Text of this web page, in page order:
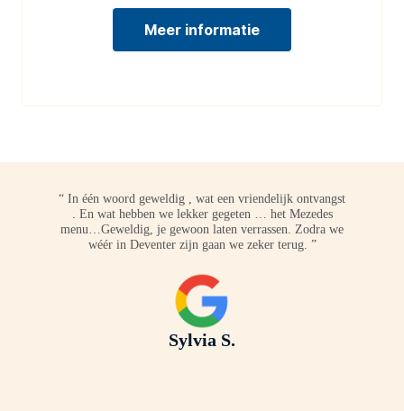
Meer informatie
“ In één woord geweldig , wat een vriendelijk ontvangst
. En wat hebben we lekker gegeten … het Mezedes
menu…Geweldig, je gewoon laten verrassen. Zodra we
wéér in Deventer zijn gaan we zeker terug. ”
Sylvia S.